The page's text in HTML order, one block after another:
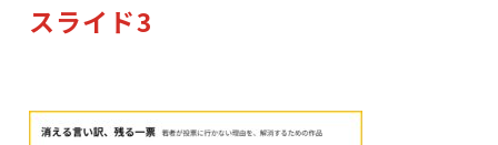
入学案内
スライド3